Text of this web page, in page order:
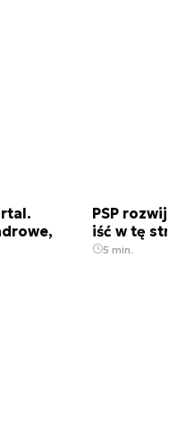
PSP
iść w tę
5 min.